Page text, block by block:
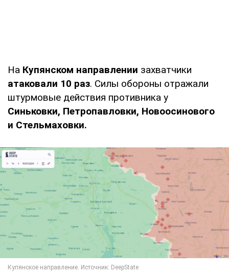
На Купянском направлении захватчики
атаковали 10 раз. Силы обороны отражали
штурмовые действия противника у
Синьковки, Петропавловки, Новоосинового
и Стельмаховки.